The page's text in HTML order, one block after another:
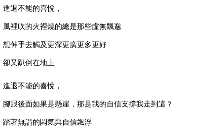
進退不能的喜悅，
風裡吹的火裡燒的總是那些虛無飄邈
想伸手去觸及更深更廣更多更好
卻又趴倒在地上
進退不能的喜悅，
腳跟後面如果是懸崖，那是我的自信支撐我走到這？
踏著無謂的悶氣與自信飄浮